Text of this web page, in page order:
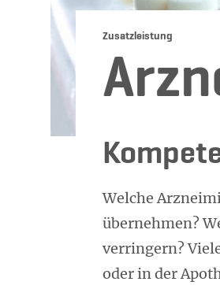
Zusatzleistung
Welche
übernehmen?
verringern?
oder in der